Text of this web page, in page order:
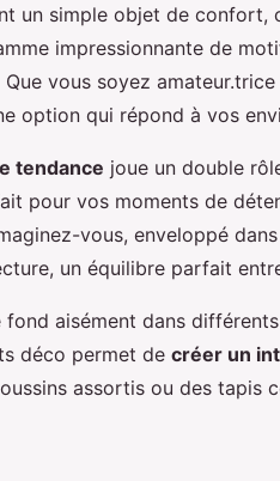
un simple objet de confort,
impressionnante de
vous soyez
option qui répond à vos
tendance joue un double
pour vos moments de
vous, enveloppé
un équilibre parfait
aisément dans
déco permet de créer un
assortis ou des tapis